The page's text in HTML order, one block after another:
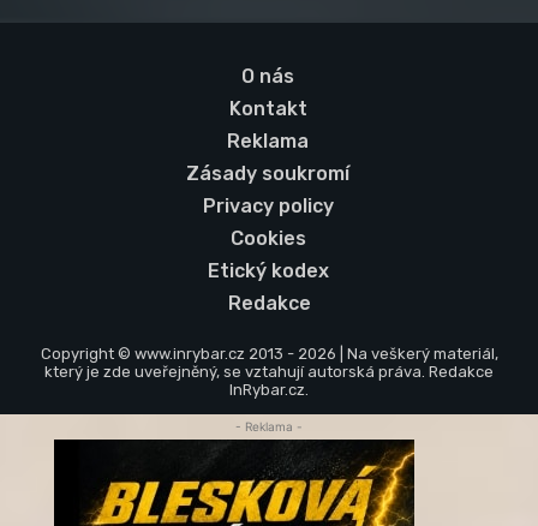
O nás
Kontakt
Reklama
Zásady soukromí
Privacy policy
Cookies
Etický kodex
Redakce
Copyright © www.inrybar.cz 2013 - 2026 | Na veškerý materiál,
který je zde uveřejněný, se vztahují autorská práva. Redakce
InRybar.cz.
- Reklama -